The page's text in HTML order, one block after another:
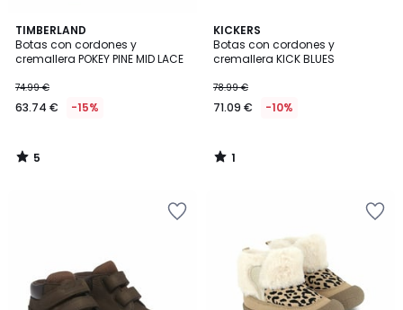
TIMBERLAND
Botas con cordones y
cremallera POKEY PINE MID LACE
74.99 €
63.74 € -15%
5
/
5
5
/
KICKERS
Botas con cordones y
cremallera KICK BLUES
78.99 €
71.09 € -10%
1
/
5
1
/